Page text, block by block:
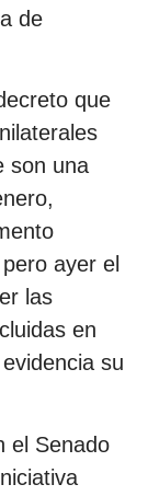
de
que
son una
ayer el
las
en
su
el Senado